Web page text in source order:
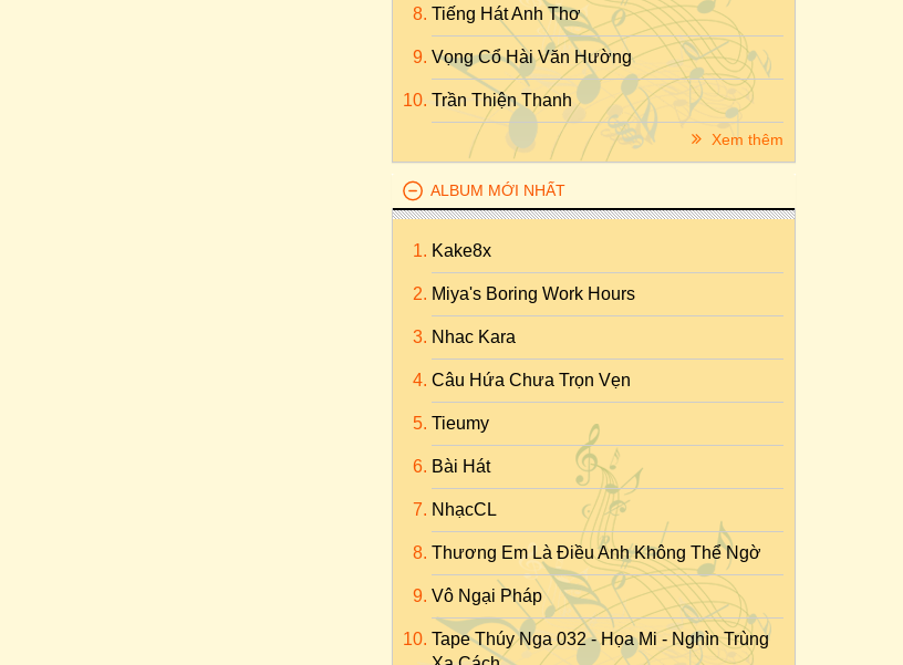
Tiếng Hát Anh Thơ
Vọng Cổ Hài Văn Hường
Trần Thiện Thanh
Xem thêm
ALBUM MỚI NHẤT
Kake8x
Miya's Boring Work Hours
Nhac Kara
Câu Hứa Chưa Trọn Vẹn
Tieumy
Bài Hát
NhạcCL
Thương Em Là Điều Anh Không Thể Ngờ
Vô Ngại Pháp
Tape Thúy Nga 032 - Họa Mi - Nghìn Trùng